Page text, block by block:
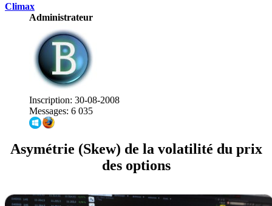
Climax
Administrateur
Inscription: 30-08-2008
Messages: 6 035
Asymétrie (Skew) de la volatilité du prix
des options